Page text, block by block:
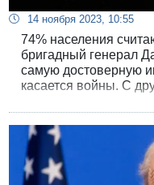
14 ноября 2023, 10:55
74% населения
бригадный генерал
самую достоверную
касается войны. С
поступающую от
источник